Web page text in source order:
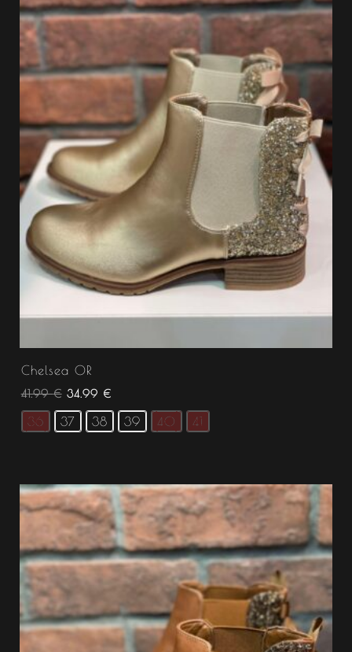
Chelsea OR
41.99€ 34.99 €
36 37 38 39 40 41